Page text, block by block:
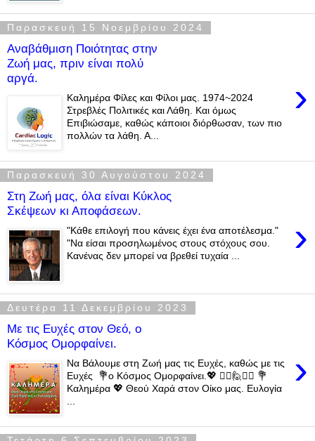
Παρασκευή 15 Νοεμβρίου 2024
Αναβάθμιση Ποιότητας στην
Ζωή μας, πριν είναι πολύ
αργά.
›
Καλημέρα Φίλες και Φίλοι μας. 1974~2024
Στρεβλές Πολιτικές και Λάθη. Και όμως
Επιβιώσαμε, καθώς κάποιοι διόρθωσαν, των πιο
πολλών τα λάθη. Α...
Παρασκευή 30 Αυγούστου 2024
Στη Ζωή μας, όλα είναι Κύκλος
Σκέψεων κι Αποφάσεων.
›
"Κάθε επιλογή που κάνεις έχει ένα αποτέλεσμα."
"Να είσαι προσηλωμένος στους στόχους σου.
Κανένας δεν μπορεί να βρεθεί τυχαία ...
Δευτέρα 11 Δεκεμβρίου 2023
Με τις Ευχές στον Θεό, ο
Κόσμος Ομορφαίνει.
›
Να Βάλουμε στη Ζωή μας τις Ευχές, καθώς με τις
Ευχές 💐ο Κόσμος Ομορφαίνει.💖 🙋‍♂️🙋🙋‍♀️ 💐
Καλημέρα 💖 Θεού Χαρά στον Οίκο μας. Ευλογία